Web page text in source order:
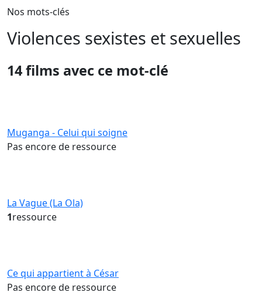
Nos mots-clés
Violences sexistes et sexuelles
14 films avec ce mot-clé
Muganga - Celui qui soigne
Pas encore de ressource
La Vague (La Ola)
1ressource
Ce qui appartient à César
Pas encore de ressource